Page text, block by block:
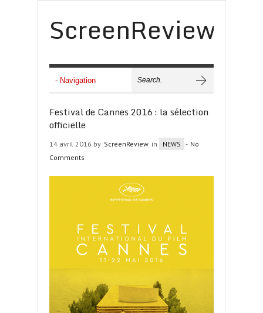
ScreenReview
Festival de Cannes 2016 : la sélection
officielle
14 avril 2016 by ScreenReview in NEWS - No
Comments